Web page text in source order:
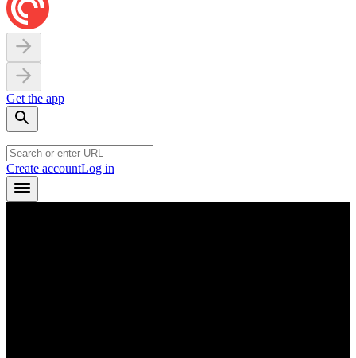
Get the app
Create accountLog in